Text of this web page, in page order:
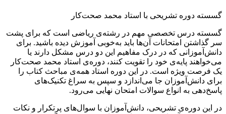
گسسته دوره تشریحی با استاد محمد صحت‌کار
گسسته درس تخصصی مهم در رشته‌ی ریاضی است که برای پشت
سر گذاشتن امتحانات آن‌ها باید به‌خوبی آموزش دیده باشید. برای
دانش‌آموزانی که در درک مفاهیم این دو درس مشکل دارند یا
می‌خواهند پایه‌ی خود را تقویت کنند، دوره‌ی استاد محمد صحت‌کار
یک فرصت ویژه است. در این دوره استاد همه‌ی مباحث کتاب را
برای دانش‌آموزان جا می‌اندازد و سپس به سراغ تکنیک‌های
پاسخ‌دهی به انواع سوالات امتحان نهایی می‌رود.
در این دوره‌ی تشریحی، دانش‌آموزان با سوال‌های پرتکرار و نکات